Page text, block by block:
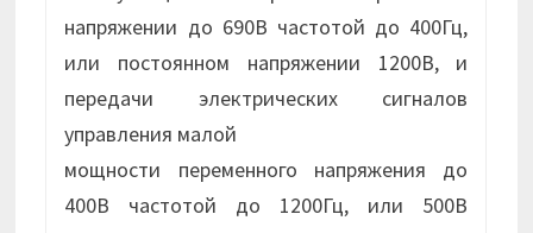
напряжении до 690В частотой до 400Гц,
или постоянном напряжении 1200В, и
передачи электрических сигналов
управления малой
мощности переменного напряжения до
400В частотой до 1200Гц, или 500В